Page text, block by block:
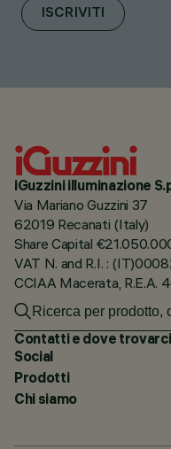
ISCRIVITI
iGuzzini illuminazione
Via Mariano Guzzini 37
62019 Recanati (Italy)
Share Capital
VAT N. and R.I. :
CCIAA Macerata, R.E.A.
Contatti e dove trovarci
Social
Prodotti
Chi siamo